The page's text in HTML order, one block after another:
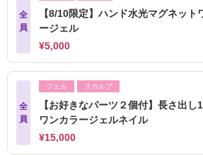
全
員
【8/10限定】ハンド水光マグネット
ージェル
¥5,000
全
員
ジェル スカルプ
【お好きなパーツ２個付】長さ出し
ワンカラージェルネイル
¥15,000